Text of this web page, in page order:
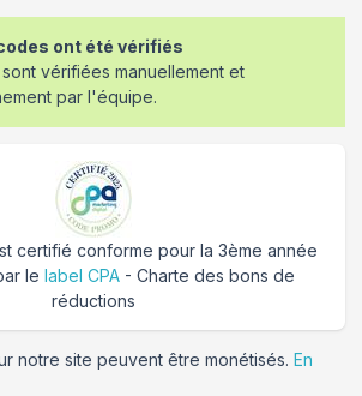
ont été vérifiés
vérifiées manuellement et
par l'équipe.
certifié conforme pour la 3ème année
le label CPA - Charte des bons de
réductions
notre site peuvent être monétisés. En